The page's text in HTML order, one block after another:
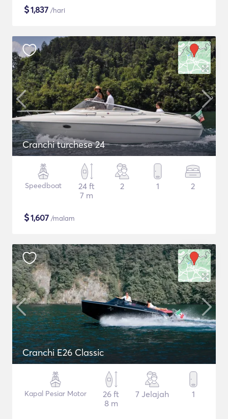
$1,837 /hari
Cranchi turchese 24
Speedboat
24 ft
7 m
2 1 2
$1,607 /malam
Cranchi E26 Classic
Kapal Pesiar Motor
26 ft
8 m
7 Jelajah 1